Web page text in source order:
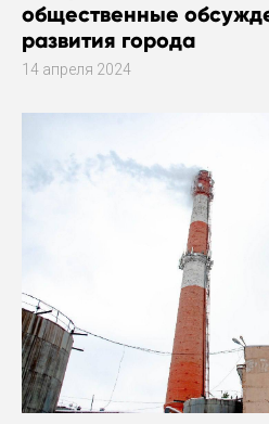
общественные
развития города
14 апреля 2024